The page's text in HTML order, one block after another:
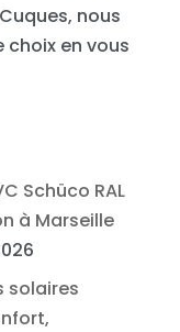
nous
en vous
Schüco RAL
à Marseille
solaires